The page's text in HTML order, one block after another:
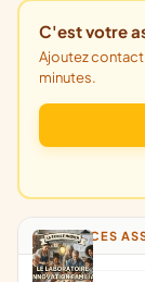
C'est votre
Ajoutez contact, activités, photos et annonces. Gratuit, en 5
minutes.
ANNONCES